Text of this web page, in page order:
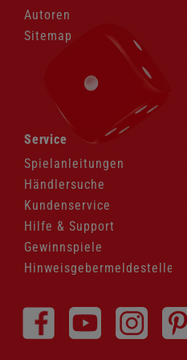
Autoren
Sitemap
Navigation
überspringen
Service
Spielanleitungen
Händlersuche
Kundenservice
Hilfe & Support
Gewinnspiele
Hinweisgebermeldestelle
überspringen